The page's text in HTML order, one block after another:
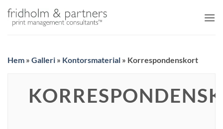
Hem » Galleri » Kontorsmaterial » Korrespondenskort